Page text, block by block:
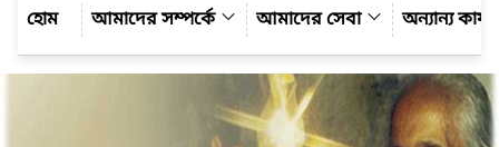
আমাদের সম্পর্কে
আমাদের সেবা অন্যান্য